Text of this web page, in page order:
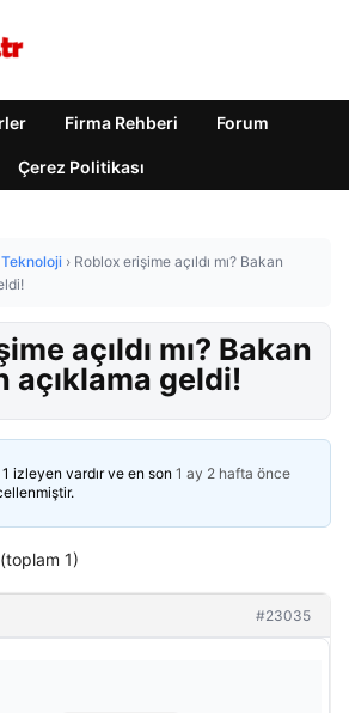
Firma Rehberi Forum
Çerez Politikası
Teknoloji › Roblox erişime açıldı mı? Bakan
açıldı mı? Bakan
açıklama geldi!
izleyen vardır ve en son 1 ay 2 hafta önce
1)
#23035